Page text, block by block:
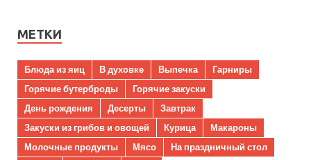
МЕТКИ
Блюда из яиц В духовке Выпечка
Гарниры
Горячие бутерброды
Горячие закуски
День рождения
Десерты
Завтрак
Закуски из грибов и овощей
Курица
Макароны
Молочные продукты
Мясо
На праздничный стол